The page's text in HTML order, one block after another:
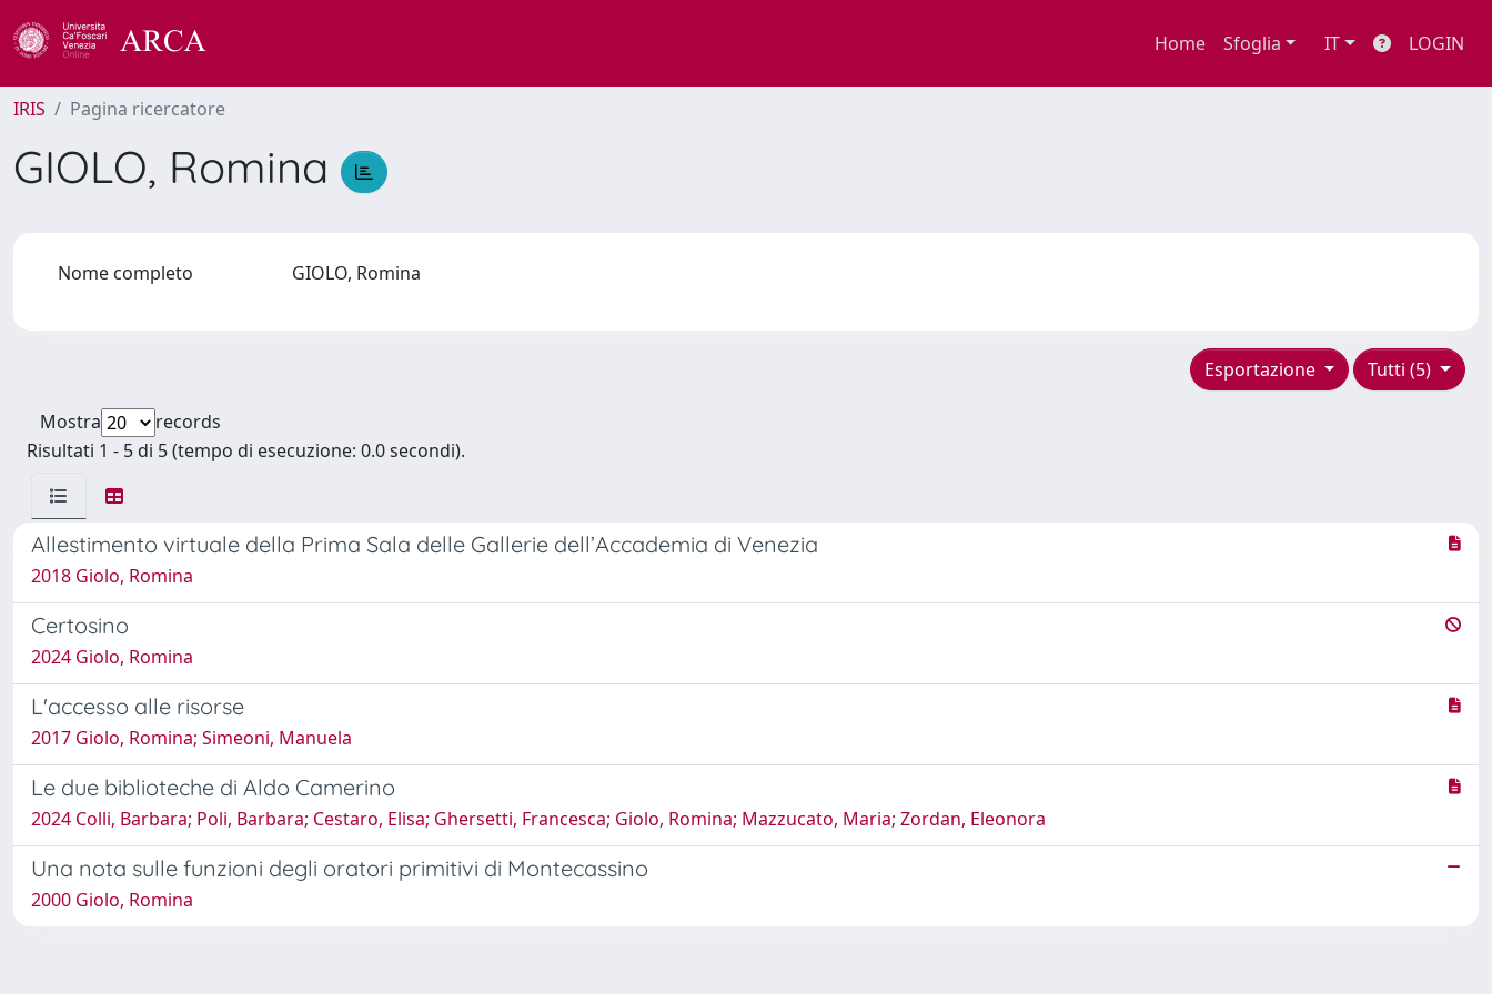
Home Sfoglia IT LOGIN
IRIS Pagina ricercatore
GIOLO, Romina
Nome completo GIOLO, Romina
Tutti (5)
Esportazione
Mostra
records
Risultati 1 - 5 di 5 (tempo di esecuzione: 0.0 secondi).
Allestimento virtuale della Prima Sala delle Gallerie dell’Accademia di Venezia
2018 Giolo, Romina
Certosino
2024 Giolo, Romina
L'accesso alle risorse
2017 Giolo, Romina; Simeoni, Manuela
Le due biblioteche di Aldo Camerino
2024 Colli, Barbara; Poli, Barbara; Cestaro, Elisa; Ghersetti, Francesca; Giolo, Romina; Mazzucato, Maria; Zordan, Eleonora
Una nota sulle funzioni degli oratori primitivi di Montecassino
2000 Giolo, Romina